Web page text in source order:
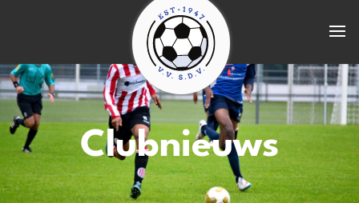
Clubnieuws